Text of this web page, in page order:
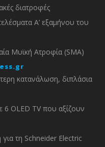
διατροφές
Α’ εξαμήνου του
Μυϊκή Ατροφία (SMA)
κατανάλωση, διπλάσια
6 OLED TV που αξίζουν
τη Schneider Electric